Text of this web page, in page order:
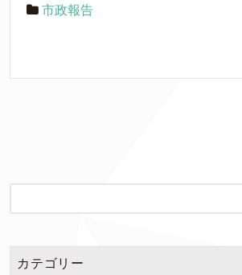
市政報告
カテゴリー